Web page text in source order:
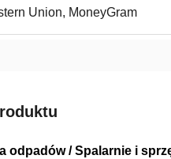
Union, MoneyGram
odpadów / Spalarnie i